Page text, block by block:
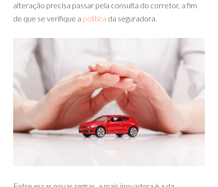
alteração precisa passar pela consulta do corretor, a fim
de que se verifique a política da seguradora.